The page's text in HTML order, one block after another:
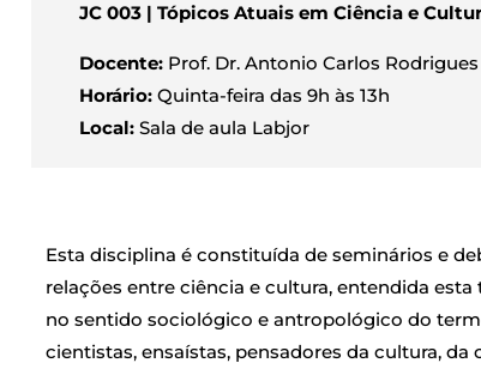
JC 003 | Tópicos Atuais em Ciência e
Docente:Prof. Dr. Antonio Carlos
Horário:Quinta-feira das 9h às 13h
Local:Sala de aula Labjor
Esta disciplina é constituída de seminários e
relações entre ciência e cultura, entendida
no sentido sociológico e antropológico do
cientistas, ensaístas, pensadores da cultura, da